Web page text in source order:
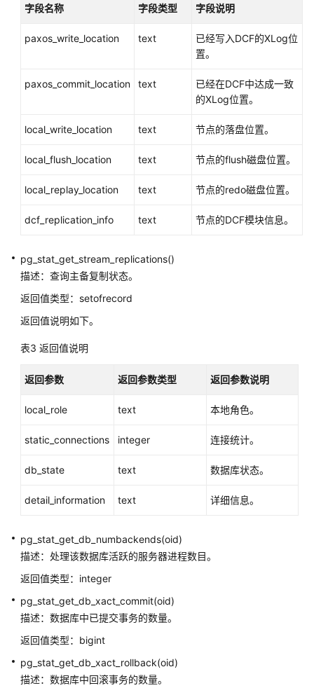
量
和
作
辑
作
符
比
较
作
理
操
符
进
制
字
串
函
数
字段名称 字段类型 字段说明
paxos_write_location text
已经写入DCF的XLog位
置。
paxos_commit_location text
已经在DCF中达成一致
的XLog位置。
local_write_location text 节点的落盘位置。
local_flush_location text 节点的flush磁盘位置。
local_replay_location text 节点的redo磁盘位置。
dcf_replication_info text 节点的DCF模块信息。
pg_stat_get_stream_replications()
描述：查询主备复制状态。
返回值类型：setofrecord
返回值说明如下。
表3 返回值说明
返回参数 返回参数类型 返回参数说明
local_role text 本地角色。
static_connections integer 连接统计。
db_state text 数据库状态。
detail_information text 详细信息。
pg_stat_get_db_numbackends(oid)
描述：处理该数据库活跃的服务器进程数目。
返回值类型：integer
pg_stat_get_db_xact_commit(oid)
描述：数据库中已提交事务的数量。
返回值类型：bigint
pg_stat_get_db_xact_rollback(oid)
描述：数据库中回滚事务的数量。